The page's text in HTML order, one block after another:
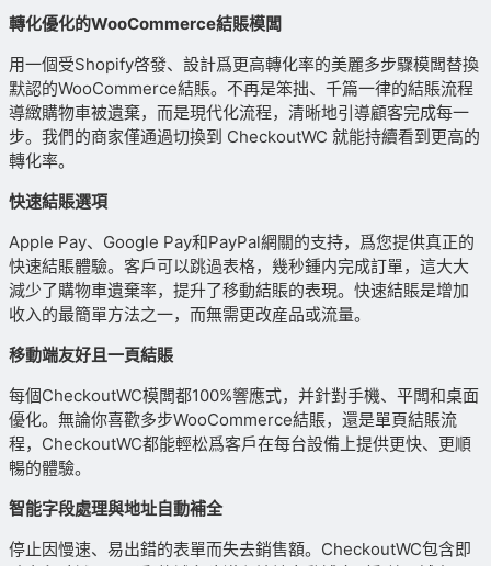
轉化優化的WooCommerce結賬模闆
用一個受Shopify啓發、設計爲更高轉化率的美麗多步驟模闆替換
默認的WooCommerce結賬。不再是笨拙、千篇一律的結賬流程
導緻購物車被遺棄，而是現代化流程，清晰地引導顧客完成每一
步。我們的商家僅通過切換到 CheckoutWC 就能持續看到更高的
轉化率。
快速結賬選項
Apple Pay、Google Pay和PayPal網關的支持，爲您提供真正的
快速結賬體驗。客戶可以跳過表格，幾秒鍾内完成訂單，這大大
減少了購物車遺棄率，提升了移動結賬的表現。快速結賬是增加
收入的最簡單方法之一，而無需更改産品或流量。
移動端友好且一頁結賬
每個CheckoutWC模闆都100%響應式，并針對手機、平闆和桌面
優化。無論你喜歡多步WooCommerce結賬，還是單頁結賬流
程，CheckoutWC都能輕松爲客戶在每台設備上提供更快、更順
暢的體驗。
智能字段處理與地址自動補全
停止因慢速、易出錯的表單而失去銷售額。CheckoutWC包含即